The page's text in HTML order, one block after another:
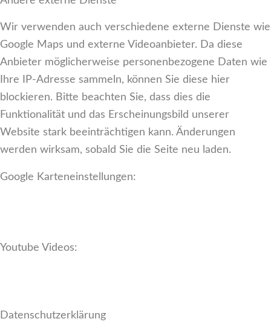
Wir verwenden auch verschiedene externe Dienste wie
Google Maps und externe Videoanbieter. Da diese
Anbieter möglicherweise personenbezogene Daten wie
Ihre IP-Adresse sammeln, können Sie diese hier
blockieren. Bitte beachten Sie, dass dies die
Funktionalität und das Erscheinungsbild unserer
Website stark beeinträchtigen kann. Änderungen
werden wirksam, sobald Sie die Seite neu laden.
Google Karteneinstellungen:
Youtube Videos:
Datenschutzerklärung